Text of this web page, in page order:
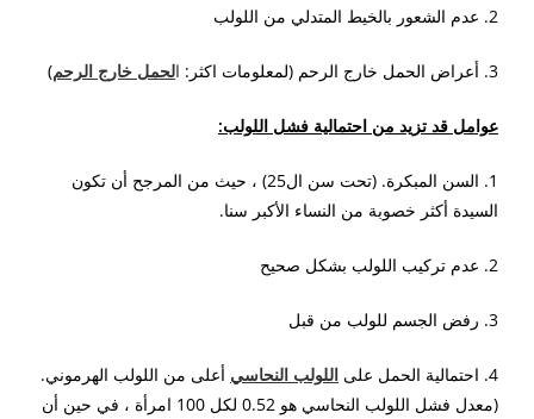
ا لحمل خارج الرحم)
عوامل قد تزيد من احتمالية فشل اللولب:
1. السن المبكرة. (تحت سن ال25) ، حيث من المرجح أن تكون
السيدة أكثر خصوبة من النساء الأكبر سنا.
اللولب النحاسيأعلى من اللولب الهرموني.
(معدل فشل اللولب النحاسي هو 0.52 لكل 100 امرأة ، في حين أن